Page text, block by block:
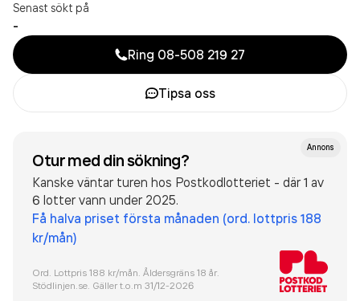
Senast sökt på
-
Ring 08-508 219 27
Tipsa oss
Annons
Otur med din sökning?
Kanske väntar turen hos Postkodlotteriet - där 1 av
6 lotter vann under 2025.
Få halva priset första månaden (ord. lottpris 188
kr/mån)
Ord. Lottpris 188 kr/mån. Åldersgräns 18 år.
Stödlinjen.se. Gäller t.o.m 31/12-2026